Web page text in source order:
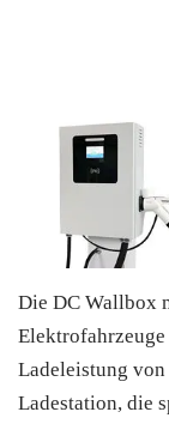
Die DC Wallbox
Ladeleistung
Ladestation, die